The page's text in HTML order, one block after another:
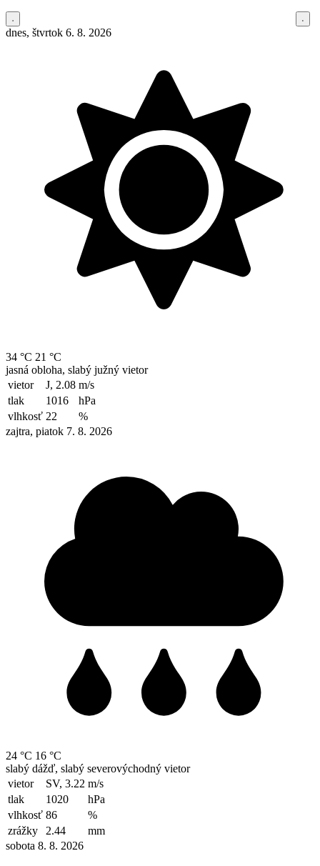
dnes, štvrtok 6. 8. 2026
34 °C 21 °C
jasná obloha, slabý južný vietor
vietor
J, 2.08 m/s
tlak
1016
hPa
vlhkosť 22
%
zajtra, piatok 7. 8. 2026
24 °C 16 °C
slabý dážď, slabý severovýchodný vietor
vietor
SV, 3.22 m/s
tlak
1020
hPa
vlhkosť 86
%
zrážky
2.44
mm
sobota 8. 8. 2026